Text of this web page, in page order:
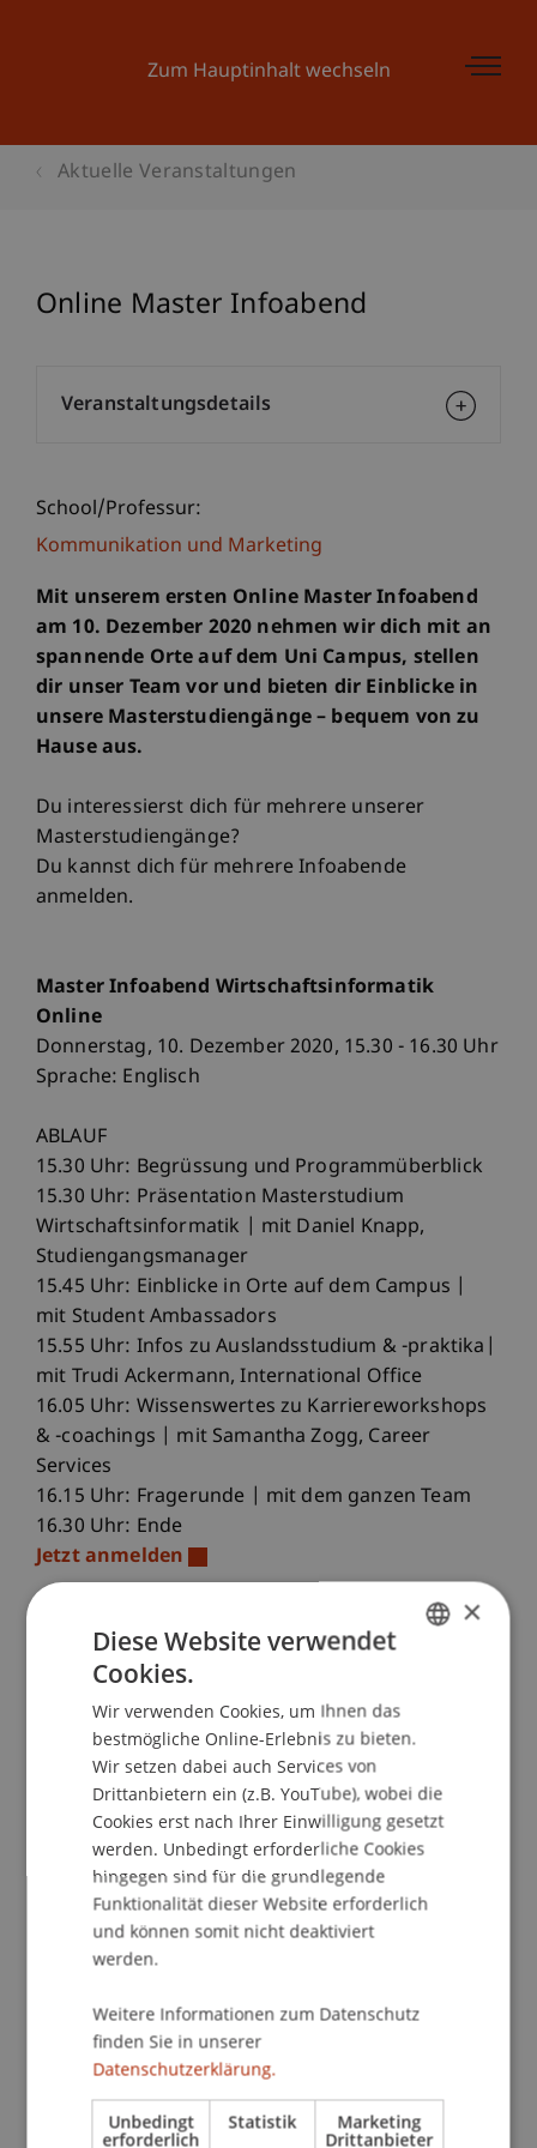
Zum Hauptinhalt wechseln
Aktuelle Veranstaltungen
Online Master Infoabend
School/Professur:
Kommunikation und Marketing
Mit unserem ersten Online Master Infoabend
am 10. Dezember 2020 nehmen wir dich mit an
spannende Orte auf dem Uni Campus, stellen
dir unser Team vor und bieten dir Einblicke in
unsere Masterstudiengänge – bequem von zu
Hause aus.
Du interessierst dich für mehrere unserer
Masterstudiengänge?
Du kannst dich für mehrere Infoabende
anmelden.
Master Infoabend Wirtschaftsinformatik
Online
Donnerstag, 10. Dezember 2020, 15.30 - 16.30 Uhr
Sprache: Englisch
ABLAUF
15.30 Uhr: Begrüssung und Programmüberblick
15.30 Uhr: Präsentation Masterstudium
Wirtschaftsinformatik | mit Daniel Knapp,
Studiengangsmanager
15.45 Uhr: Einblicke in Orte auf dem Campus |
mit Student Ambassadors
15.55 Uhr: Infos zu Auslandsstudium & -praktika|
mit Trudi Ackermann, International Office
16.05 Uhr: Wissenswertes zu Karriereworkshops
& -coachings | mit Samantha Zogg, Career
Services
16.15 Uhr: Fragerunde | mit dem ganzen Team
16.30 Uhr: Ende
Jetzt anmelden
Master Infoabend Finance Online
Donnerstag, 10. Dezember 2020, 16.45 - 17.45 Uhr
Sprache: Englisch
ABLAUF
16.45 Uhr:Begrüssung und Programmüberblick
16.45 Uhr: Präsentation Masterstudium Finance |
mit Patrick Krause, Studiengangsmanager
17.00 Uhr: Einblicke in Orte auf dem Campus |
mit Student Ambassadors
17.10 Uhr: Infos zu Auslandsstudium & -praktika|
17.20 Uhr: Wissenswertes zu Karriereworkshops
& -coachings | mit Samantha Zogg, Career
Services
17.30 Uhr: Fragerunde | mit dem ganzen Team
17.45 Uhr: Ende
Veranstaltungsdetails
×
Diese Website verwendet
Cookies.
Wir verwenden Cookies, um Ihnen das
bestmögliche Online-Erlebnis zu bieten.
Wir setzen dabei auch Services von
Drittanbietern ein (z.B. YouTube), wobei die
Cookies erst nach Ihrer Einwilligung gesetzt
werden. Unbedingt erforderliche Cookies
hingegen sind für die grundlegende
Funktionalität dieser Website erforderlich
und können somit nicht deaktiviert
werden.
Weitere Informationen zum Datenschutz
finden Sie in unserer
Datenschutzerklärung.
Unbedingt
erforderlich
Statistik Marketing
Drittanbieter